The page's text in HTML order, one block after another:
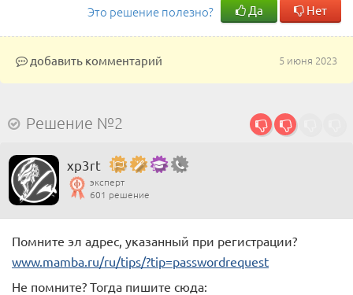
Это решение полезно? Да Нет
5 июня 2023
добавить комментарий
Решение №2
xp3rt
эксперт
601 решение
Помните эл адрес, указанный при регистрации?
www.mamba.ru/ru/tips/?tip=passwordrequest
Не помните? Тогда пишите сюда: